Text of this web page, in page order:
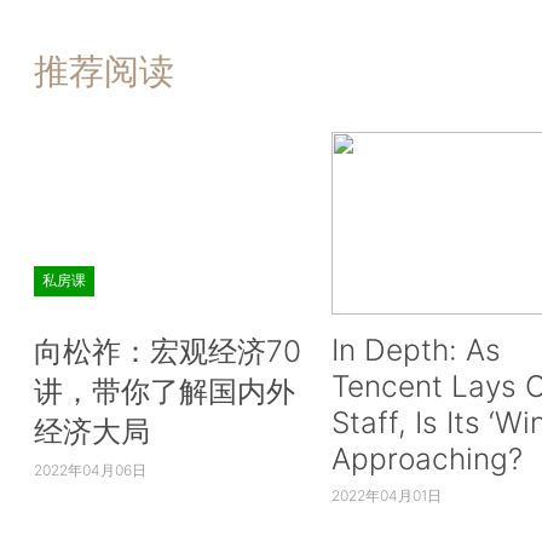
推荐阅读
私房课
向松祚：宏观经济70
讲，带你了解国内外
经济大局
2022年04月06日
In Depth: As
Tencent Lays
Staff, Is Its
Approaching?
2022年04月01日